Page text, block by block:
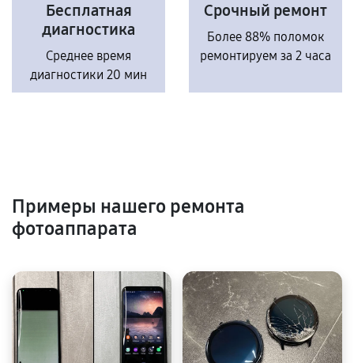
Бесплатная
диагностика
Среднее время
диагностики 20 мин
Срочный ремонт
Более 88% поломок
ремонтируем за 2 часа
Примеры нашего ремонта
фотоаппарата